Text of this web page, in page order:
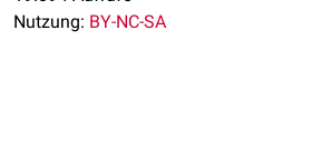
Nutzung: BY-NC-SA